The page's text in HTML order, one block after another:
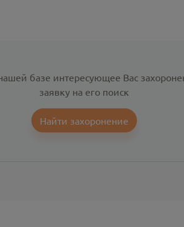
базе интересующее Вас
заявку на его поиск
Найти захоронение